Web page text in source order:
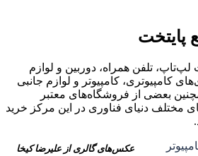
پایتخت
لپ‌تاپ، تلفن همراه، دوربین و لوازم
کامپیوتری، کامپیوتر و لوازم جانبی
بعضی از فروشگاه‌های معتبر
مختلف دنیای فناوری در این مرکز خرید
عکس‌های گالری از علیرضا کیخا